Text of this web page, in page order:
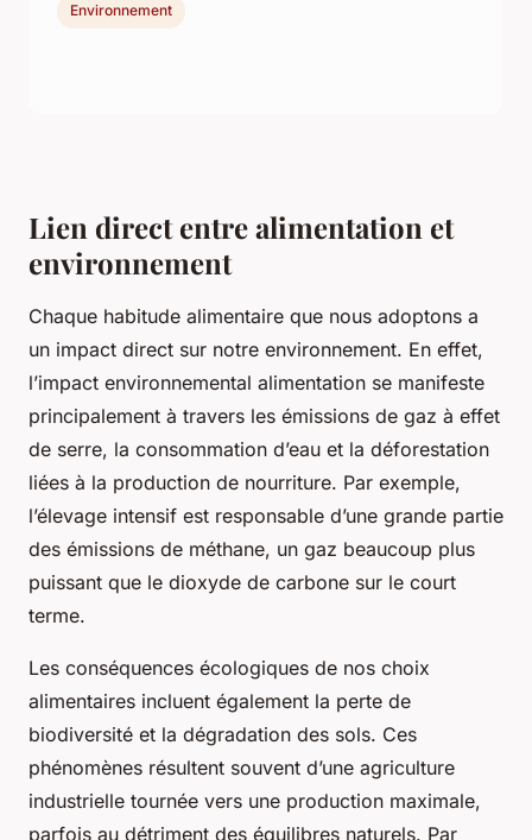
Lien direct entre alimentation et
environnement
Chaque habitude alimentaire que nous adoptons a
un impact direct sur notre environnement. En effet,
l’impact environnemental alimentation se manifeste
principalement à travers les émissions de gaz à effet
de serre, la consommation d’eau et la déforestation
liées à la production de nourriture. Par exemple,
l’élevage intensif est responsable d’une grande partie
des émissions de méthane, un gaz beaucoup plus
puissant que le dioxyde de carbone sur le court
terme.
Les conséquences écologiques de nos choix
alimentaires incluent également la perte de
biodiversité et la dégradation des sols. Ces
phénomènes résultent souvent d’une agriculture
industrielle tournée vers une production maximale,
parfois au détriment des équilibres naturels. Par
Environnement